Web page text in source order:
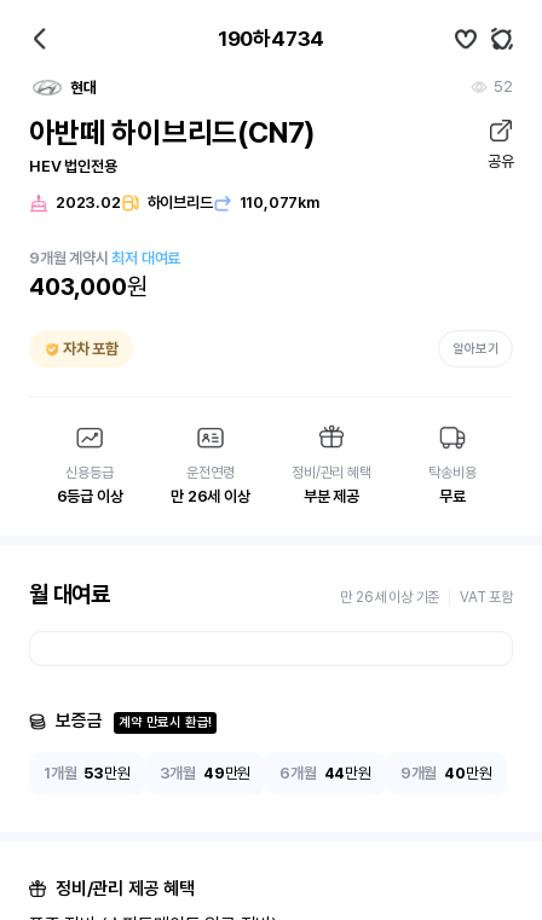
190하4734
현대 52
아반떼 하이브리드(CN7)
HEV 법인전용 공유
2023.02 하이브리드 110,077km
9개월 계약시최저 대여료
403,000원
자차 포함 알아보기
신용등급
6등급 이상
운전연령
만 26세 이상
정비/관리 혜택
부분 제공
탁송비용
무료
월 대여료 만 26세 이상 기준 VAT 포함
보증금 계약 만료시 환급!
1개월 53만원 3개월 49만원 6개월 44만원 9개월 40만원
정비/관리 제공 혜택